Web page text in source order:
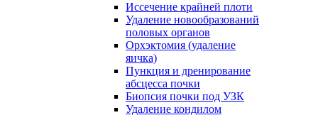
Иссечение крайней плоти
Удаление новообразований
половых органов
Орхэктомия (удаление
яичка)
Пункция и дренирование
абсцесса почки
Биопсия почки под УЗК
Удаление кондилом